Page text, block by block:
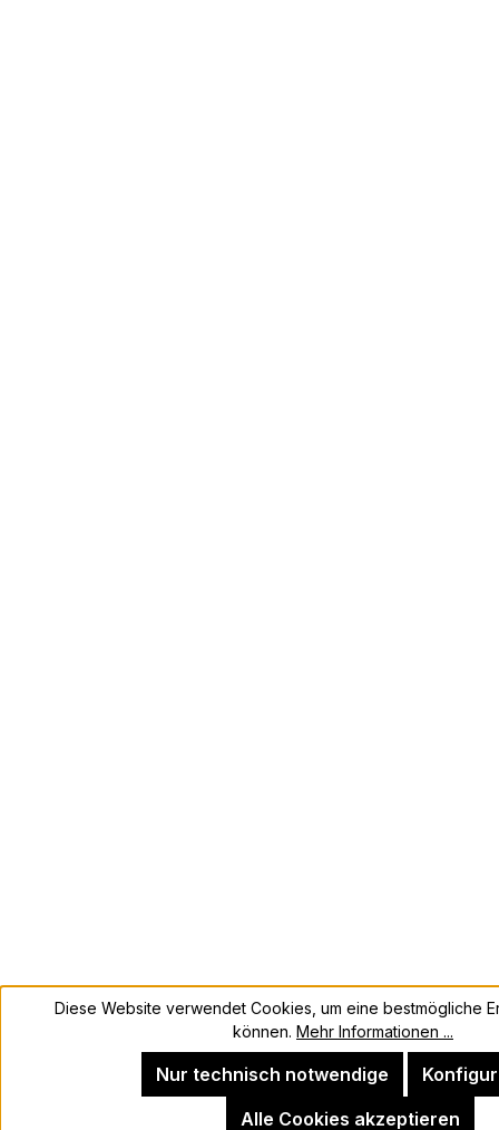
Diese Website verwendet Cookies, um eine bestmögliche
können. Mehr Informationen ...
Nur technisch notwendige
Alle Cookies akzeptieren